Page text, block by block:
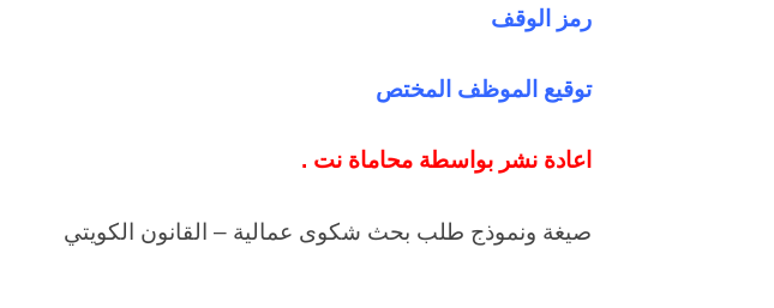
رمز الوقف
توقيع الموظف المختص
اعادة نشر بواسطة محاماة نت .
صيغة ونموذج طلب بحث شكوى عمالية – القانون الكويتي